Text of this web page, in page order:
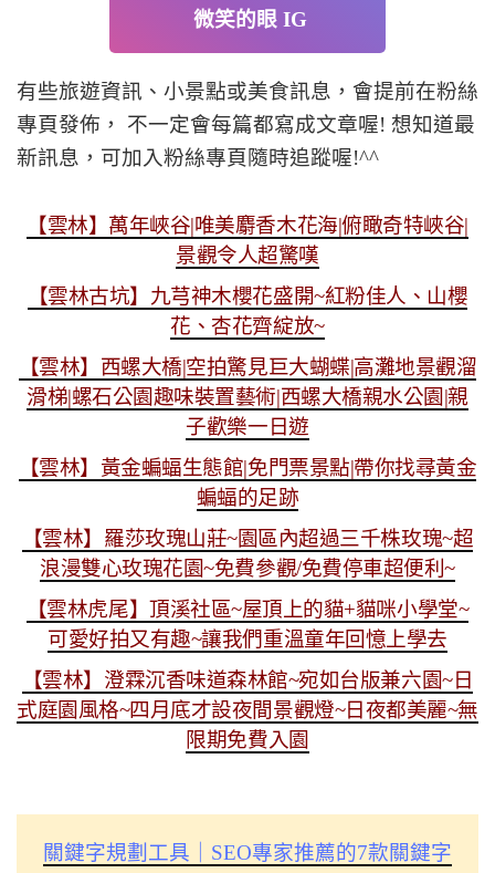
微笑的眼 IG
有些旅遊資訊、小景點或美食訊息，會提前在粉絲
專頁發佈， 不一定會每篇都寫成文章喔! 想知道最
新訊息，可加入粉絲專頁隨時追蹤喔!^^
【雲林】萬年峽谷|唯美麝香木花海|俯瞰奇特峽谷|
景觀令人超驚嘆
【雲林古坑】九芎神木櫻花盛開~紅粉佳人、山櫻
花、杏花齊綻放~
【雲林】西螺大橋|空拍驚見巨大蝴蝶|高灘地景觀溜
滑梯|螺石公園趣味裝置藝術|西螺大橋親水公園|親
子歡樂一日遊
【雲林】黃金蝙蝠生態館|免門票景點|帶你找尋黃金
蝙蝠的足跡
【雲林】羅莎玫瑰山莊~園區內超過三千株玫瑰~超
浪漫雙心玫瑰花園~免費參觀/免費停車超便利~
【雲林虎尾】頂溪社區~屋頂上的貓+貓咪小學堂~
可愛好拍又有趣~讓我們重溫童年回憶上學去
【雲林】澄霖沉香味道森林館~宛如台版兼六園~日
式庭園風格~四月底才設夜間景觀燈~日夜都美麗~無
限期免費入園
關鍵字規劃工具｜SEO專家推薦的7款關鍵字